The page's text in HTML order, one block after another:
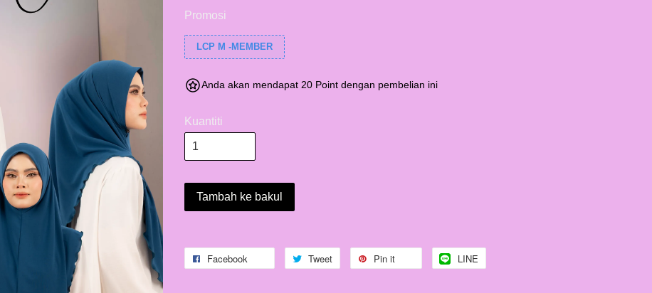
Promosi
LCP M -MEMBER
Anda akan mendapat 20 Point dengan pembelian ini
Kuantiti
Tambah ke bakul
Facebook Tweet Pin it LINE